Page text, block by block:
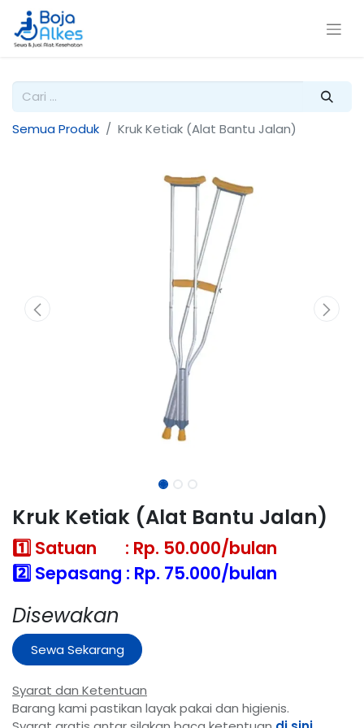
Semua Produk Kruk Ketiak (Alat Bantu Jalan)
Kruk Ketiak (Alat Bantu Jalan)
1️⃣ Satuan : Rp. 50.000/bulan
2️⃣ Sepasang : Rp. 75.000/bulan
Disewakan
Sewa Sekarang
Syarat dan Ketentuan
Barang kami pastikan layak pakai dan higienis.